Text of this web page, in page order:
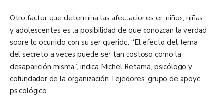
Otro factor que determina las afectaciones en niños, niñas
y adolescentes es la posibilidad de que conozcan la verdad
sobre lo ocurrido con su ser querido. “El efecto del tema
del secreto a veces puede ser tan costoso como la
desaparición misma”, indica Michel Retama, psicólogo y
cofundador de la organización Tejedores: grupo de apoyo
psicológico.